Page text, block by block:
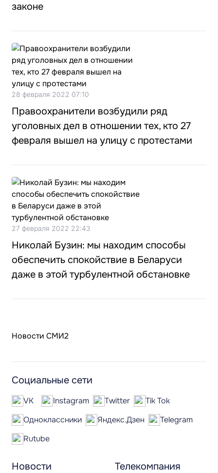
законе
28 февраля 2022 07:10
Правоохранители возбудили ряд
уголовных дел в отношении тех, кто 27
февраля вышел на улицу с протестами
27 февраля 2022 22:43
Николай Бузин: мы находим способы
обеспечить спокойствие в Беларуси
даже в этой турбулентной обстановке
Новости СМИ2
Новости Телекомпания
Социальные сети
VK Instagram Twitter
Tik Tok
Одноклассники
Яндекс.Дзен
Telegram
Rutube